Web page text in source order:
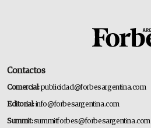
Contactos
Comercial:publicidad@forbesargentina.com
Editorial:info@forbesargentina.com
Summit:summitforbes@forbesargentina.com